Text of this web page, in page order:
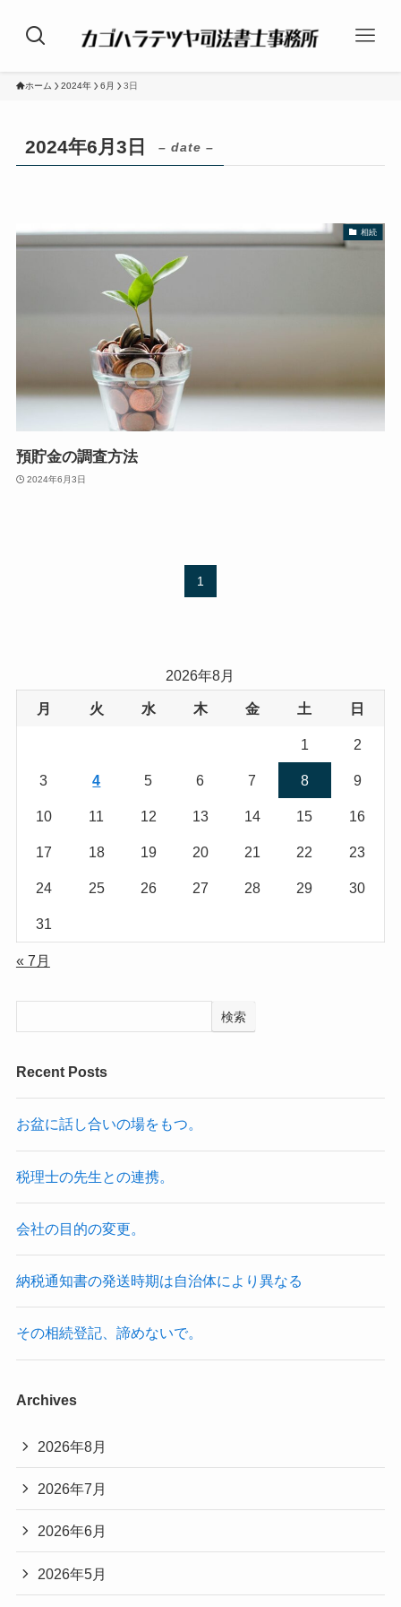
ホーム 2024年 6月 3日
2024年6月3日 – date –
相続
預貯金の調査方法
2024年6月3日
1
2026年8月
月 火 水 木 金 土 日
1 2
3 4 5 6 7 8 9
10 11 12 13 14 15 16
17 18 19 20 21 22 23
24 25 26 27 28 29 30
31
« 7月
検索
Recent Posts
お盆に話し合いの場をもつ。
税理士の先生との連携。
会社の目的の変更。
納税通知書の発送時期は自治体により異なる
その相続登記、諦めないで。
Archives
2026年8月
2026年7月
2026年6月
2026年5月